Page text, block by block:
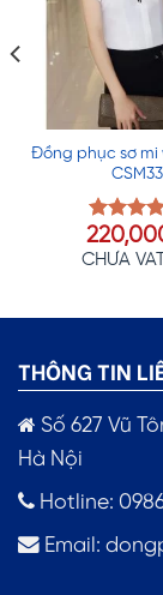
Đồng phục sơ mi
CSM33
Được
hạng
CHƯA
THÔNG TIN
Số 627 Vũ
Hà Nội
Hotline:
Email: